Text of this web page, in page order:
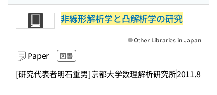
非線形解析学と凸解析学の研究
Paper 図書
[研究代表者明石重男]京都大学数理解析研究所2011.8
Other Libraries in Japan